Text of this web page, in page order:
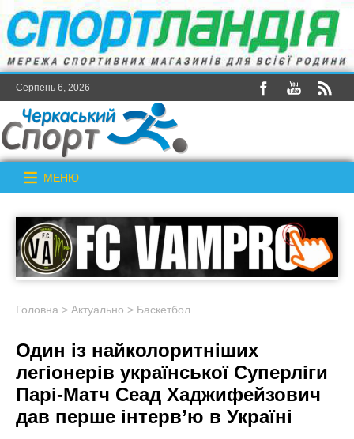
Серпень 6, 2026
МЕНЮ
Головна > Актуально > Баскетбол
Один із найколоритніших
легіонерів української Суперліги
Парі-Матч Сеад Хаджифейзович
дав перше інтерв’ю в Україні